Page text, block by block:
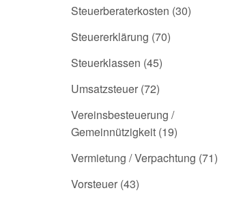
Steuerberaterkosten (30)
Steuererklärung (70)
Steuerklassen (45)
Umsatzsteuer (72)
Vereinsbesteuerung /
Gemeinnützigkeit (19)
Vermietung / Verpachtung (71)
Vorsteuer (43)